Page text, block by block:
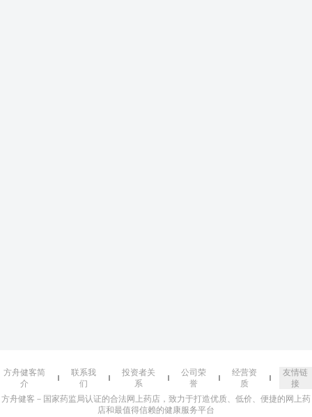
方舟健客简
介
联系我
们
投资者关
系
公司荣
誉
经营资
质
友情链
接
方舟健客－国家药监局认证的合法网上药店，致力于打造优质、低价、便捷的网上药
店和最值得信赖的健康服务平台